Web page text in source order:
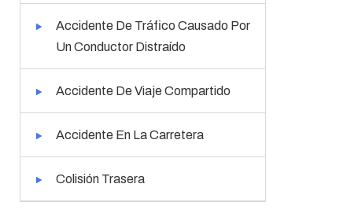
Accidente De Tráfico Causado Por
Un Conductor Distraído
Accidente De Viaje Compartido
Accidente En La Carretera
Colisión Trasera